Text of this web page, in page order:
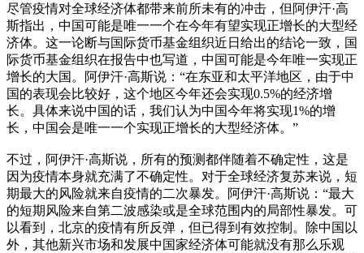
尽管疫情对全球经济体都带来前所未有的冲击，但阿伊汗·高
斯指出，中国可能是唯一一个在今年有望实现正增长的大型经
济体。这一论断与国际货币基金组织近日给出的结论一致，国
际货币基金组织在报告中也写道，中国可能是今年唯一实现正
增长的大国。阿伊汗·高斯说：“在东亚和太平洋地区，由于中
国的表现会比较好，这个地区今年还会实现0.5%的经济增
长。具体来说中国的话，我们认为中国今年将实现1%的增
长，中国会是唯一一个实现正增长的大型经济体。”
不过，阿伊汗·高斯说，所有的预测都伴随着不确定性，这是
因为疫情本身就充满了不确定性。对于全球经济复苏来说，短
期最大的风险就来自疫情的二次暴发。阿伊汗·高斯说：“最大
的短期风险来自第二波感染或是全球范围内的局部性暴发。可
以看到，北京的疫情有所反弹，但已得到有效控制。除中国以
外，其他新兴市场和发展中国家经济体可能就没有那么乐观